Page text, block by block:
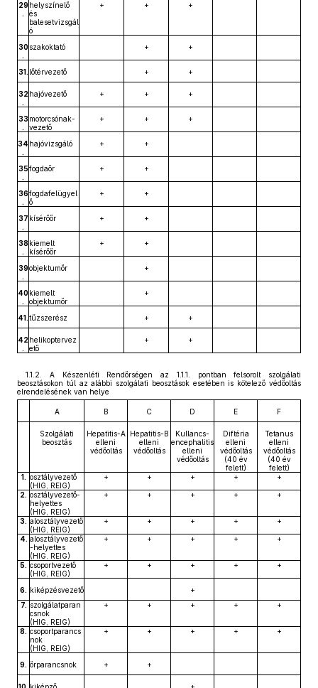
29
.
helyszínelő
és
balesetvizsgál
ó
+ + +
30
.
szakoktató + +
31. lőtérvezető + +
32
.
hajóvezető + + +
33
.
motorcsónak-
vezető
+ + +
34
.
hajóvizsgáló + +
35
.
fogdaőr + +
36
.
fogdafelügyel
ő
+ +
37
.
kísérőőr + +
38
.
kiemelt
kísérőőr
+ +
39
.
objektumőr +
40
.
kiemelt
objektumőr
+
41.tűzszerész + +
42
.
helikoptervez
ető
+ +
1.1.2. A Készenléti Rendőrségen az 1.1.1. pontban felsorolt szolgálati
beosztásokon túl az alábbi szolgálati beosztások esetében is kötelező védőoltás
elrendelésének van helye
A B C D E F
Szolgálati
beosztás
Hepatitis-A
elleni
védőoltás
Hepatitis-B
elleni
védőoltás
Kullancs-
encephalitis
elleni
védőoltás
Diftéria
elleni
védőoltás
(40 év
felett)
Tetanus
elleni
védőoltás
(40 év
felett)
1. osztályvezető
(HIG, REIG)
+ + + + +
2. osztályvezető-
helyettes
(HIG, REIG)
+ + + + +
3. alosztályvezető
(HIG, REIG)
+ + + + +
4. alosztályvezető
-helyettes
(HIG, REIG)
+ + + + +
5. csoportvezető
(HIG, REIG)
+ + + + +
6. kiképzésvezető
+
7. szolgálatparan
csnok
(HIG, REIG)
+ + + + +
8. csoportparancs
nok
(HIG, REIG)
+ + + + +
9. őrparancsnok + +